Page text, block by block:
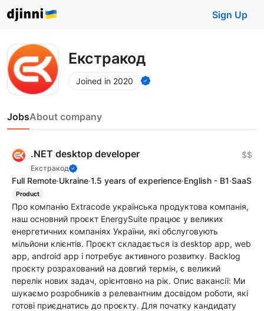
Sign Up
Екстракод
Joined in 2020
JobsAbout company
.NET desktop developer
Екстракод
$$
Full Remote·Ukraine·1.5 years of experience·English - B1·SaaS
Product
Про компанію Extracode українська продуктова компанія,
наш основний проєкт EnergySuite працює у великих
енергетичних компаніях України, які обслуговують
мільйони клієнтів. Проєкт складається із desktop app, web
app, android app і потребує активного розвитку. Backlog
проєкту розрахований на довгий термін, є великий
перелік нових задач, орієнтовно на рік. Опис вакансії: Ми
шукаємо розробників з релевантним досвідом роботи, які
готові приєднатись до проєкту. Для початку кандидату